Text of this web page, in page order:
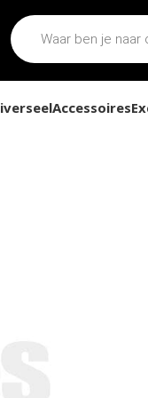
Accessoires